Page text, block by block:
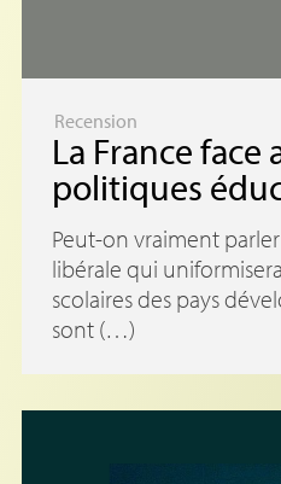
Recension
La France
politiques
Peut-on vraiment
libérale qui
scolaires des pays
sont (…)